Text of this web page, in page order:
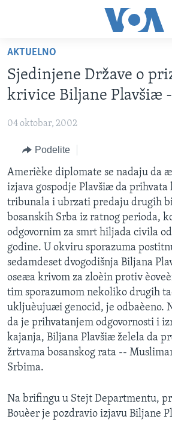
glavni
sadržaj
Idi
na
glavnu
pretragu
NASLOVNA
RUBRIKE
BALKAN
GLOBALNE TEME
EKONOMIJA
NAUKA I TEHNOLOGIJA
MEDICINA
KULTURA
DRUŠTVO
SPORT
INTERVJU
OTVORENI STUDIO
IZ AMERIKE
PRATITE NAS
Jezici
AKTUELNO
Sjedinjene Države o
krivice Biljane Plavšiæ
04 oktobar, 2002
Podelite
Amerièke diplomate se nadaju da
izjava gospodje Plavšiæ da
tribunala i ubrzati predaju drugih
bosanskih Srba iz ratnog perioda,
odgovornim za smrt hiljada civila od
godine. U okviru sporazuma
sedamdeset dvogodišnja Biljana
oseæa krivom za zloèin protiv
tim sporazumom nekoliko drugih
ukljuèujuæi genocid, je odbaèeno.
da je prihvatanjem odgovornosti i
kajanja, Biljana Plavšiæ želela da
žrtvama bosanskog rata --
Srbima.
Na brifingu u Stejt Departmentu,
Bouèer je pozdravio izjavu Biljane